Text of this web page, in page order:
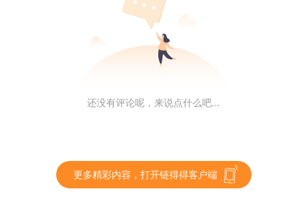
根据 Block Deals Dashboard 披露数据，3 月份加密项
目总融资额超 14 亿美元，创 2022 年 9 月以来新高。早
期投资的大幅增长推动了 3 月份的融资量的增加，有超
基于 Avalanche 的 AMM 期权协议 Arrow Markets 完成
还没有评论呢，来说点什么吧...
更多精彩内容，打开链得得客户端